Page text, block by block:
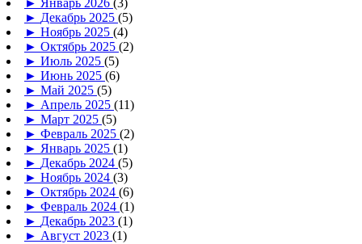
► Январь 2026 (3)
► Декабрь 2025 (5)
► Ноябрь 2025 (4)
► Октябрь 2025 (2)
► Июль 2025 (5)
► Июнь 2025 (6)
► Май 2025 (5)
► Апрель 2025 (11)
► Март 2025 (5)
► Февраль 2025 (2)
► Январь 2025 (1)
► Декабрь 2024 (5)
► Ноябрь 2024 (3)
► Октябрь 2024 (6)
► Февраль 2024 (1)
► Декабрь 2023 (1)
► Август 2023 (1)